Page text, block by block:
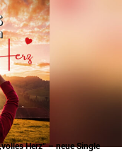
Herz“ – neue Single